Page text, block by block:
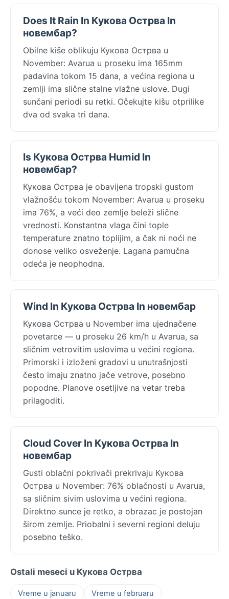
Does It Rain In Кукова Острва In
новембар?
Obilne kiše oblikuju Кукова Острва u
November: Avarua u proseku ima 165mm
padavina tokom 15 dana, a većina regiona u
zemlji ima slične stalne vlažne uslove. Dugi
sunčani periodi su retki. Očekujte kišu otprilike
dva od svaka tri dana.
Is Кукова Острва Humid In
новембар?
Кукова Острва je obavijena tropski gustom
vlažnošću tokom November: Avarua u proseku
ima 76%, a veći deo zemlje beleži slične
vrednosti. Konstantna vlaga čini tople
temperature znatno toplijim, a čak ni noći ne
donose veliko osveženje. Lagana pamučna
odeća je neophodna.
Wind In Кукова Острва In новембар
Кукова Острва u November ima ujednačene
povetarce — u proseku 26 km/h u Avarua, sa
sličnim vetrovitim uslovima u većini regiona.
Primorski i izloženi gradovi u unutrašnjosti
često imaju znatno jače vetrove, posebno
popodne. Planove osetljive na vetar treba
prilagoditi.
Cloud Cover In Кукова Острва In
новембар
Gusti oblačni pokrivači prekrivaju Кукова
Острва u November: 76% oblačnosti u Avarua,
sa sličnim sivim uslovima u većini regiona.
Direktno sunce je retko, a obrazac je postojan
širom zemlje. Priobalni i severni regioni deluju
posebno teško.
Ostali meseci u Кукова Острва
Vreme u januaru Vreme u februaru